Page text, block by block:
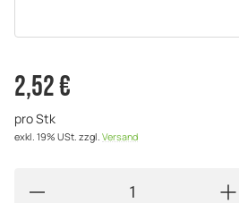
2,52 €
pro Stk
exkl. 19% USt. zzgl. Versand